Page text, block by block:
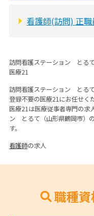
看護師(訪問) 正職
訪問看護ステーション とる
医療21
訪問看護ステーション とる
登録不要の医療21にお任せく
医療21は医療従事者専門の求
ン とるて（山形県鶴岡市）
す。
看護師の求人
職種